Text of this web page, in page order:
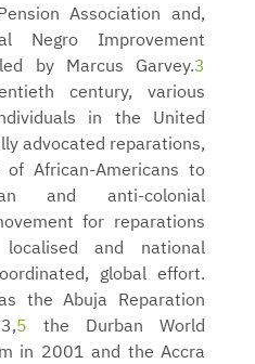
Association and,
Negro Improvement
by Marcus Garvey.3
century, various
in the United
advocated reparations,
of African-Americans to
and anti-colonial
for reparations
and national
global effort.
the Abuja Reparation
5 the Durban World
in 2001 and the Accra